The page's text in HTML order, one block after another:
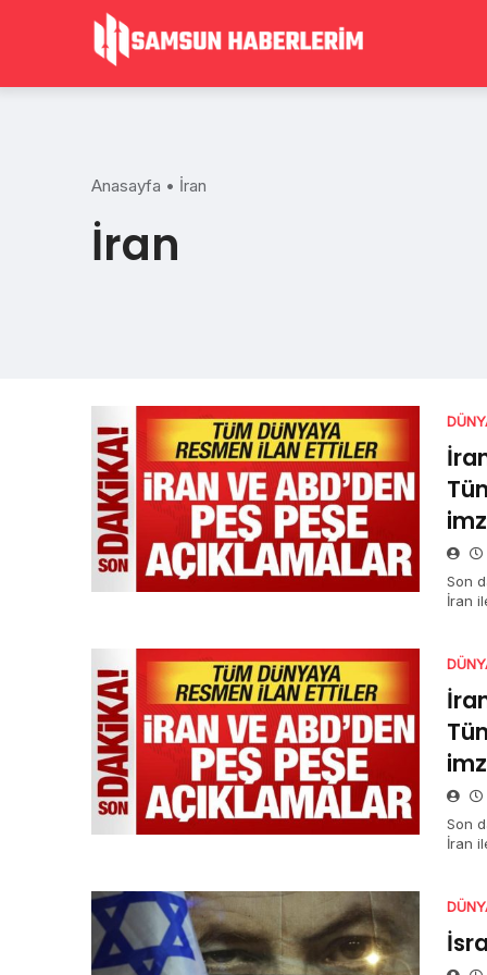
Anasayfa • İran
İran
Son
İran
Son
İran